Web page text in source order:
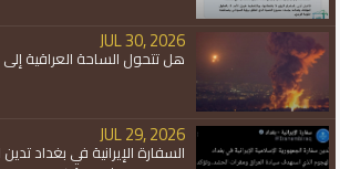
JUL 30, 2026
هل تتحول الساحة العراقية
JUL 29, 2026
السفارة الإيرانية في بغداد